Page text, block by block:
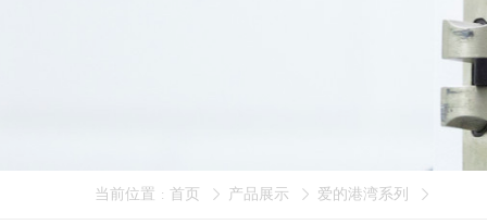
当前位置 : 首页 产品展示 爱的港湾系列